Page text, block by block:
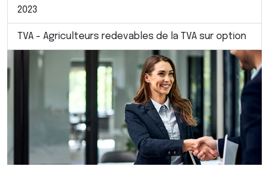
2023
TVA - Agriculteurs redevables de la TVA sur option